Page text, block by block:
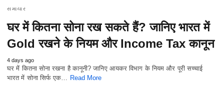
સમાચાર
घर में कितना सोना रख सकते हैं? जानिए भारत में
Gold रखने के नियम और Income Tax कानून
4 days ago
घर में कितना सोना रखना है कानूनी? जानिए आयकर विभाग के नियम और पूरी सच्चाई
भारत में सोना सिर्फ एक… Read More